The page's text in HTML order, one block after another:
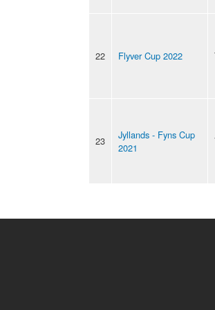
22 Flyver Cup 2022
23
Jyllands - Fyns Cup
2021